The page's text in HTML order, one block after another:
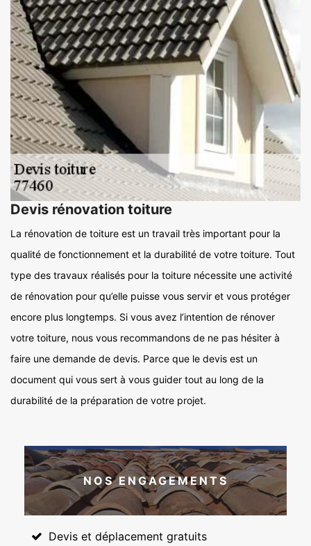
Devis rénovation toiture
La rénovation de toiture est un travail très important pour la
qualité de fonctionnement et la durabilité de votre toiture. Tout
type des travaux réalisés pour la toiture nécessite une activité
de rénovation pour qu’elle puisse vous servir et vous protéger
encore plus longtemps. Si vous avez l’intention de rénover
votre toiture, nous vous recommandons de ne pas hésiter à
faire une demande de devis. Parce que le devis est un
document qui vous sert à vous guider tout au long de la
durabilité de la préparation de votre projet.
NOS ENGAGEMENTS
Devis et déplacement gratuits